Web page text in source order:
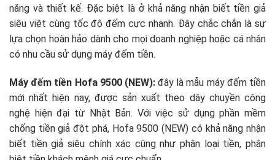
năng và thiết kế. Đặc biệt là ở khả năng nhận biết tiền giả
siêu việt cùng tốc độ đếm cực nhanh. Đây chắc chắn là sự
lựa chọn hoàn hảo dành cho mọi doanh nghiệp hoặc cá nhân
có nhu cầu sử dụng máy đếm tiền.
Máy đếm tiền Hofa 9500 (NEW):đây là mẫu máy đếm tiền
mới nhất hiện nay, được sản xuất theo dây chuyền công
nghệ hiện đại từ Nhật Bản. Với việc sử dụng phần mềm
chống tiền giả đột phá, Hofa 9500 (NEW) có khả năng nhận
biết tiền giả siêu chính xác cũng như phân loại tiền, phân